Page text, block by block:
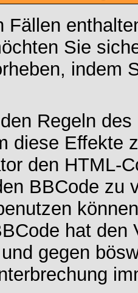
Fällen
Sie
indem
Regeln
diese Effekte
den HTML-
BBCode zu
hat
gegen